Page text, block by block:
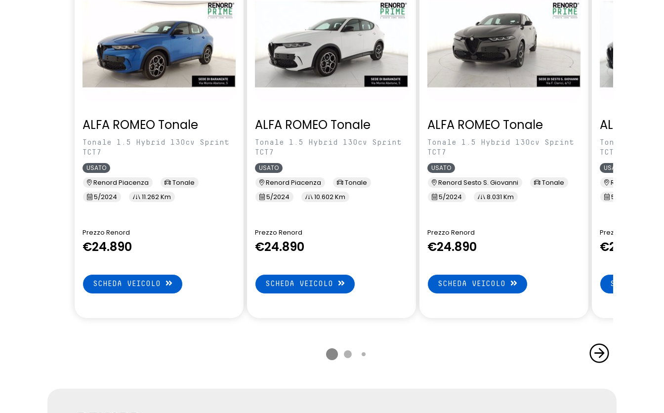
ALFA ROMEO Tonale
Tonale 1.5 Hybrid 130cv Sprint
TCT7
USATO
Renord Piacenza
Tonale
5/2024
11.262 Km
Prezzo Renord
€24.890
SCHEDA VEICOLO
ALFA ROMEO Tonale
Tonale 1.5 Hybrid 130cv Sprint
TCT7
USATO
Renord Piacenza
Tonale
5/2024
10.602 Km
Prezzo Renord
€24.890
SCHEDA VEICOLO
ALFA ROMEO Tonale
Tonale 1.5 Hybrid 130cv Sprint
TCT7
USATO
Renord Sesto S. Giovanni
Tonale
5/2024
8.031 Km
Prezzo Renord
€24.890
SCHEDA VEICOLO
ALFA
Tonale 1.5
TCT7
USATO
Renord
5/2024
Prezzo Renord
€24.890
SCHEDA